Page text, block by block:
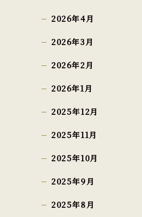
2026年4月
2026年3月
2026年2月
2026年1月
2025年12月
2025年11月
2025年10月
2025年9月
2025年8月